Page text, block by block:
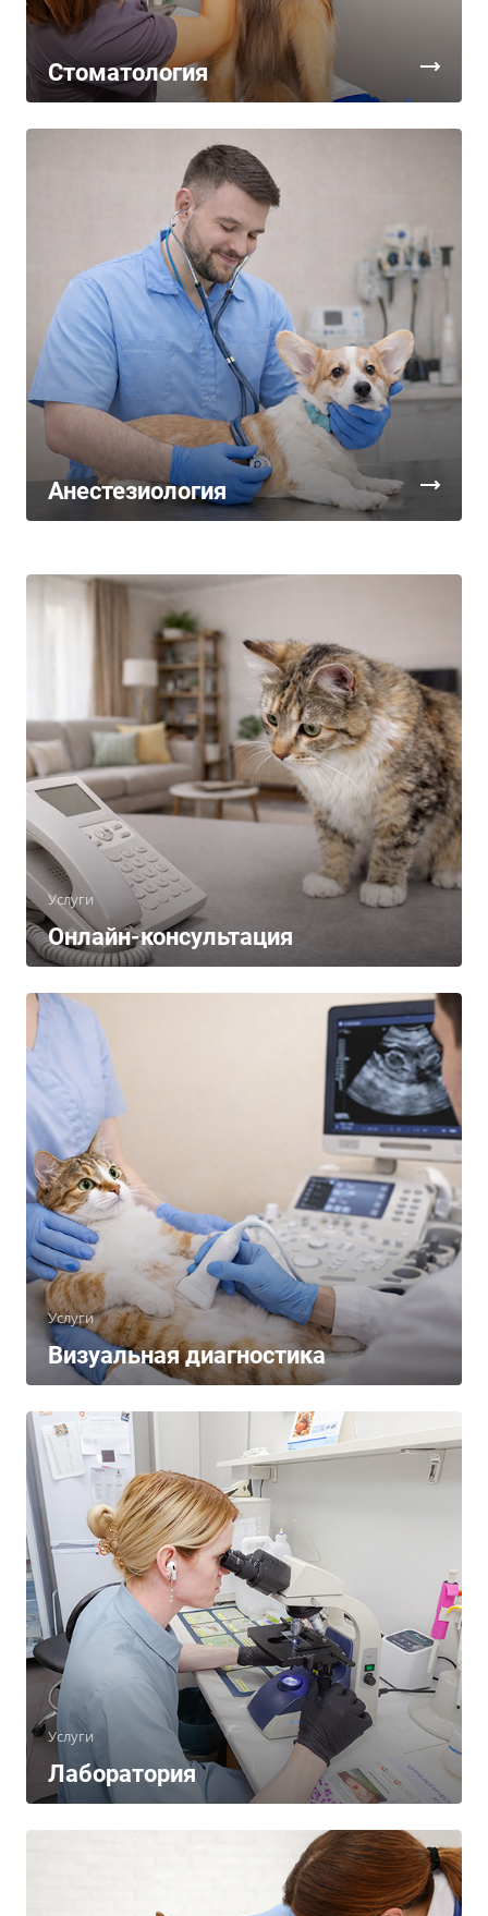
Стоматология
Анестезиология
Услуги
Онлайн-консультация
Услуги
Визуальная диагностика
Услуги
Лаборатория